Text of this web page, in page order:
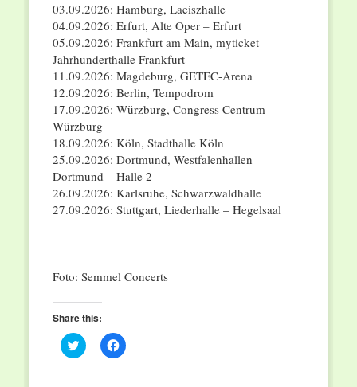
03.09.2026: Hamburg, Laeiszhalle
04.09.2026: Erfurt, Alte Oper – Erfurt
05.09.2026: Frankfurt am Main, myticket
Jahrhunderthalle Frankfurt
11.09.2026: Magdeburg, GETEC-Arena
12.09.2026: Berlin, Tempodrom
17.09.2026: Würzburg, Congress Centrum
Würzburg
18.09.2026: Köln, Stadthalle Köln
25.09.2026: Dortmund, Westfalenhallen
Dortmund – Halle 2
26.09.2026: Karlsruhe, Schwarzwaldhalle
27.09.2026: Stuttgart, Liederhalle – Hegelsaal
Foto: Semmel Concerts
Share this:
Click
to
Click
to